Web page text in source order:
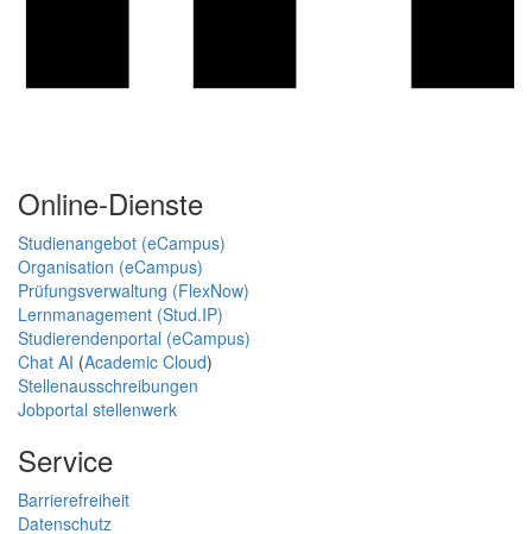
Online-Dienste
Studienangebot (eCampus)
Organisation (eCampus)
Prüfungsverwaltung (FlexNow)
Lernmanagement (Stud.IP)
Studierendenportal (eCampus)
Chat AI (Academic Cloud)
Stellenausschreibungen
Jobportal stellenwerk
Service
Barrierefreiheit
Datenschutz